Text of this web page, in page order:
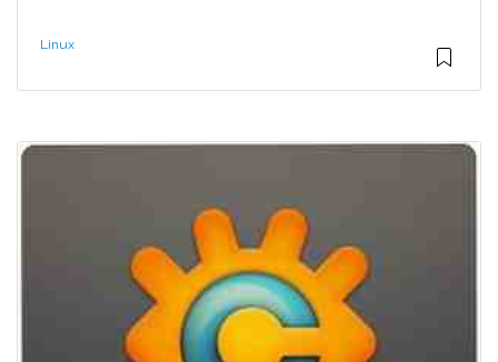
Linux